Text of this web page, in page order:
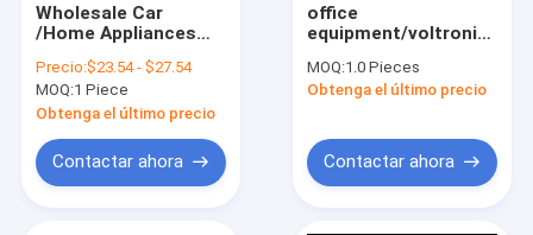
Wholesale Car
/Home Appliances
110V 1000Watt DC
Factory Outlet
Inverter
Precio:$23.54 - $27.54
MOQ:1 Piece
Obtenga el último precio
Contactar ahora
office
equipment/voltronic
inverter 700w 1kw
1500w 2kw 3kw 4kw
household/outdoor
power 12v 24v 48v
96v
MOQ:1.0 Pieces
Obtenga el último precio
Contactar ahora